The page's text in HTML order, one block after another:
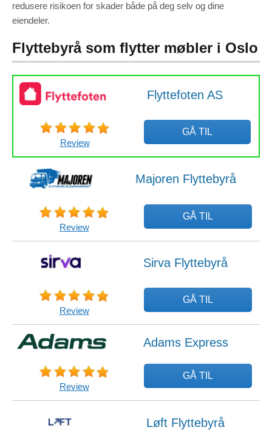
redusere risikoen for skader både på deg selv og dine
eiendeler.
Flyttebyrå som flytter møbler i Oslo
Flyttefoten AS
Review
GÅ TIL
Majoren Flyttebyrå
Review
GÅ TIL
Sirva Flyttebyrå
Review
GÅ TIL
Adams Express
Review
GÅ TIL
Løft Flyttebyrå